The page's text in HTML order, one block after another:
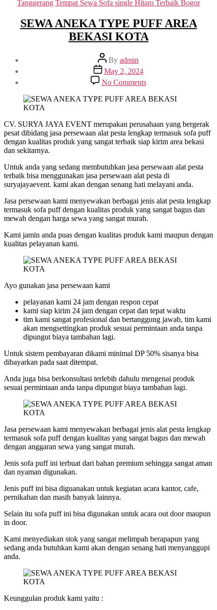
Tanggerang Tempat Sewa Sofa single Hitam Terbaik Bogor
SEWA ANEKA TYPE PUFF AREA
BEKASI KOTA
Post
author
By admin
Post
date
May 2, 2024
No Commentson
SEWA
ANEKA
AREA
BEKASI
KOTA
CV. SURYA JAYA EVENT merupakan perusahaan yang bergerak
pesat dibidang jasa persewaan alat pesta lengkap termasuk sofa puff
dengan kualitas produk yang sangat terbaik siap kirim area bekasi
dan sekitarnya.
Untuk anda yang sedang membutuhkan jasa persewaan alat pesta
terbaik bisa menggunakan jasa persewaan alat pesta di
suryajayaevent. kami akan dengan senang hati melayani anda.
Jasa persewaan kami menyewakan berbagai jenis alat pesta lengkap
termasuk sofa puff dengan kualitas produk yang sangat bagus dan
mewah dengan harga sewa yang sangat murah.
Kami jamin anda puas dengan kualitas produk kami maupun dengan
kualitas pelayanan kami.
Ayo gunakan jasa persewaan kami
pelayanan kami 24 jam dengan respon cepat
kami siap kirim 24 jam dengan cepat dan tepat waktu
tim kami sangat profesional dan bertanggung jawab, tim kami
akan mengsettingkan produk sesuai permintaan anda tanpa
dipungut biaya tambahan lagi.
Untuk sistem pembayaran dikami minimal DP 50% sisanya bisa
dibayarkan pada saat ditempat.
Anda juga bisa berkonsultasi terlebih dahulu mengenai produk
sesuai permintaan anda tanpa dipungut biaya tambahan lagi.
Jasa persewaan kami menyewakan berbagai jenis alat pesta lengkap
termasuk sofa puff dengan kualitas yang sangat bagus dan mewah
dengan anggaran sewa yang sangat murah.
Jenis sofa puff ini terbuat dari bahan premium sehingga sangat aman
dan nyaman digunakan.
Jenis puff ini bisa diguanakan untuk kegiatan acara kantor, cafe,
pernikahan dan masih banyak lainnya.
Selain itu sofa puff ini bisa digunakan untuk acara out door maupun
in door.
Kami menyediakan stok yang sangat melimpah berapapun yang
sedang anda butuhkan kami akan dengan senang hati menyanggupi
anda.
Keunggulan produk kami yaitu :